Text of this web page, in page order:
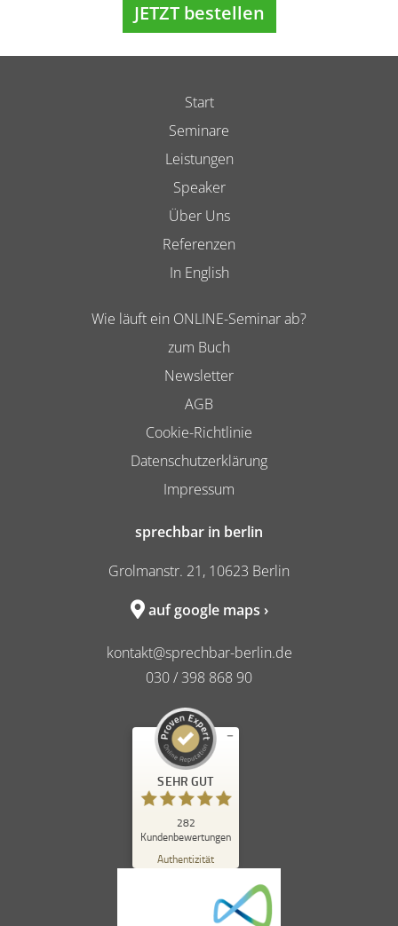
JETZT bestellen
Start
Seminare
Leistungen
Speaker
Über Uns
Referenzen
In English
Wie läuft ein ONLINE-Seminar ab?
zum Buch
Newsletter
AGB
Cookie-Richtlinie
Datenschutzerklärung
Impressum
sprechbar in berlin
Grolmanstr. 21, 10623 Berlin
auf google maps ›
kontakt@sprechbar-berlin.de
030 / 398 868 90
SEHR GUT
282
Kundenbewertungen
Authentizität
Kundenbewertungen und Erfahrungen zu
sprechbar in berlin
Empfehlungen auf
ProvenExpert.com
4,84
/
262
Bewertungen auf